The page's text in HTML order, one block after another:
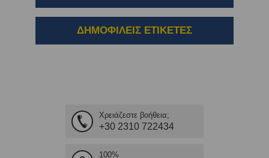
ΔΗΜΟΦΙΛΕΙΣ ΕΤΙΚΕΤΕΣ
Χρειάζεστε βοήθεια;
+30 2310 722434
100%